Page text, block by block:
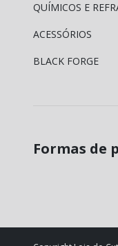
QUÍMICOS E
ACESSÓRIOS
BLACK FORGE
Formas de